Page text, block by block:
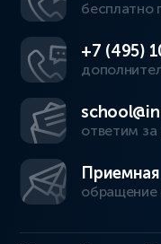
бесплатно
+7 (495)
ответим за
обращение